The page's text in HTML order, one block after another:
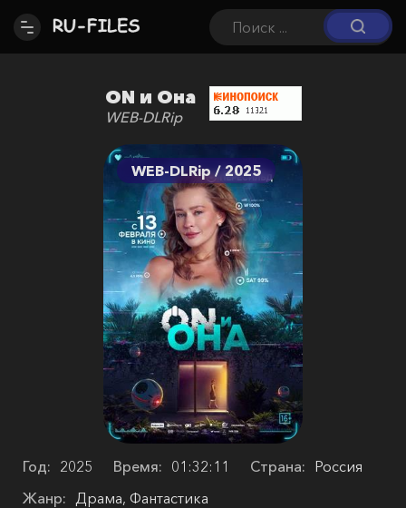
ON и Она
WEB-DLRip
WEB-DLRip / 2025
Год: 2025 Время: 01:32:11 Страна: Россия
Жанр: Драма, Фантастика